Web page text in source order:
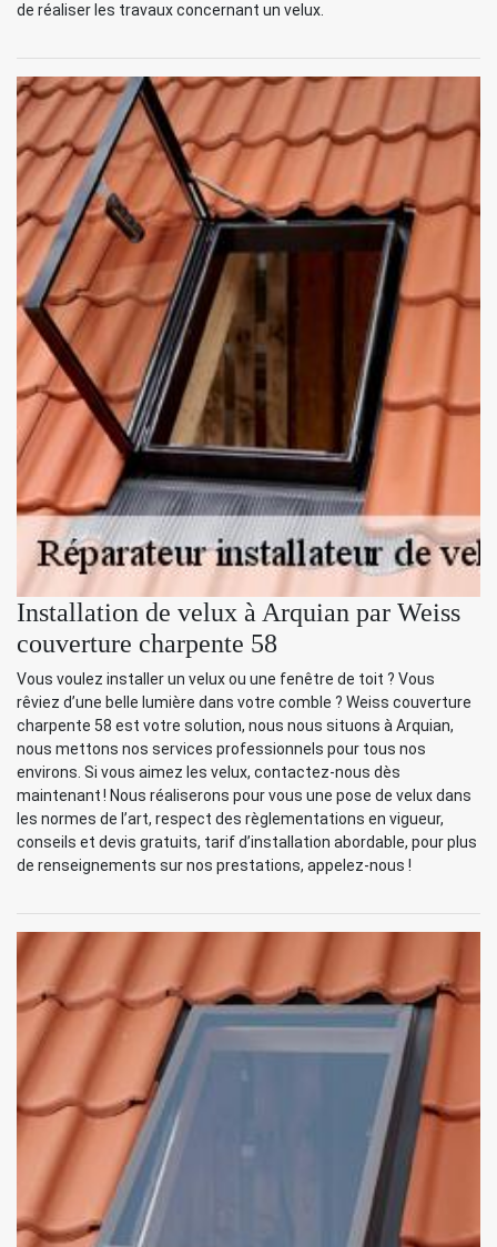
de réaliser les travaux concernant un velux.
Installation de velux à Arquian par Weiss
couverture charpente 58
Vous voulez installer un velux ou une fenêtre de toit ? Vous
rêviez d’une belle lumière dans votre comble ? Weiss couverture
charpente 58 est votre solution, nous nous situons à Arquian,
nous mettons nos services professionnels pour tous nos
environs. Si vous aimez les velux, contactez-nous dès
maintenant ! Nous réaliserons pour vous une pose de velux dans
les normes de l’art, respect des règlementations en vigueur,
conseils et devis gratuits, tarif d’installation abordable, pour plus
de renseignements sur nos prestations, appelez-nous !